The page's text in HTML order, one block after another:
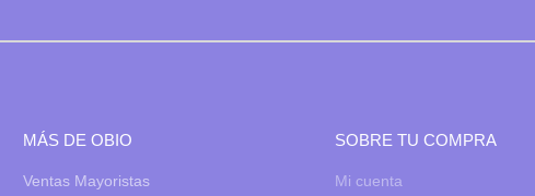
MÁS DE OBIO
Ventas Mayoristas
SOBRE TU COMPRA
Mi cuenta